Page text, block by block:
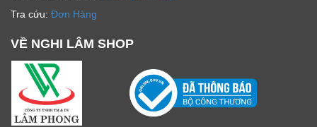
Tra cứu: Đơn Hàng
VỀ NGHI LÂM SHOP